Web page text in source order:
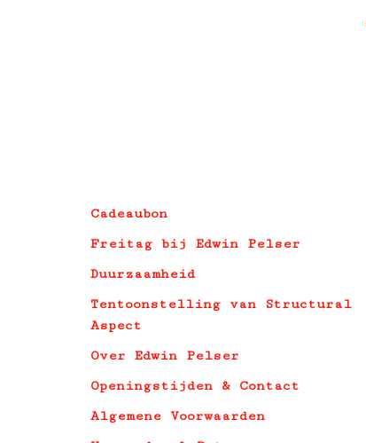
Cadeaubon
Freitag bij Edwin Pelser
Duurzaamheid
Tentoonstelling van Structural
Aspect
Over Edwin Pelser
Openingstijden & Contact
Algemene Voorwaarden